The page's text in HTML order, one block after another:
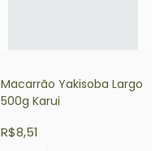
Macarrão Yakisoba Largo
500g Karui
R$8,51